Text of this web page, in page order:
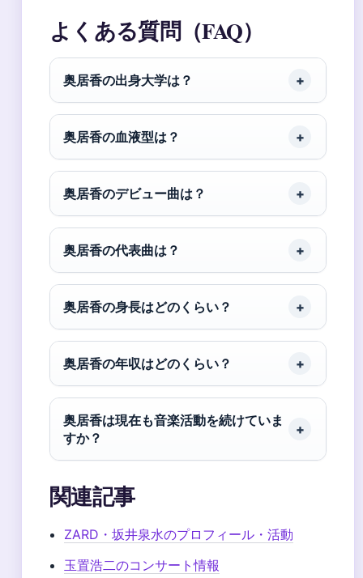
よくある質問（FAQ）
奥居香の出身大学は？
奥居香の血液型は？
奥居香のデビュー曲は？
奥居香の代表曲は？
奥居香の身長はどのくらい？
奥居香の年収はどのくらい？
奥居香は現在も音楽活動を続けていま
すか？
関連記事
ZARD・坂井泉水のプロフィール・活動
玉置浩二のコンサート情報